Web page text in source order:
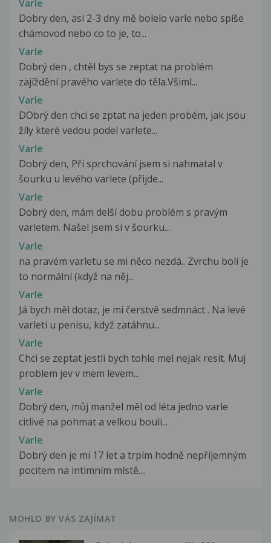
Varle
Dobry den, asi 2-3 dny mě bolelo varle nebo spíše
chámovod nebo co to je, to...
Varle
Dobrý den , chtěl bys se zeptat na problém
zajíždění pravého varlete do těla.Všiml...
Varle
DObrý den chci se zptat na jeden probém, jak jsou
žíly které vedou podel varlete...
Varle
Dobrý den, Při sprchování jsem si nahmatal v
šourku u levého varlete (přijde...
Varle
Dobrý den, mám delší dobu problém s pravým
varletem. Našel jsem si v šourku...
Varle
na pravém varletu se mi něco nezdá.. Zvrchu bolí je
to normální (když na něj...
Varle
Já bych měl dotaz, je mi čerstvě sedmnáct . Na levé
varleti u penisu, když zatáhnu...
Varle
Chci se zeptat jestli bych tohle mel nejak resit. Muj
problem jev v mem levem...
Varle
Dobrý den, můj manžel měl od léta jedno varle
citlivé na pohmat a velkou bouli...
Varle
Dobrý den je mi 17 let a trpím hodně nepříjemným
pocitem na intimním místě....
MOHLO BY VÁS ZAJÍMAT